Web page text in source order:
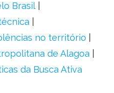
Brasil
no território
de Alagoa
da Busca Ativa